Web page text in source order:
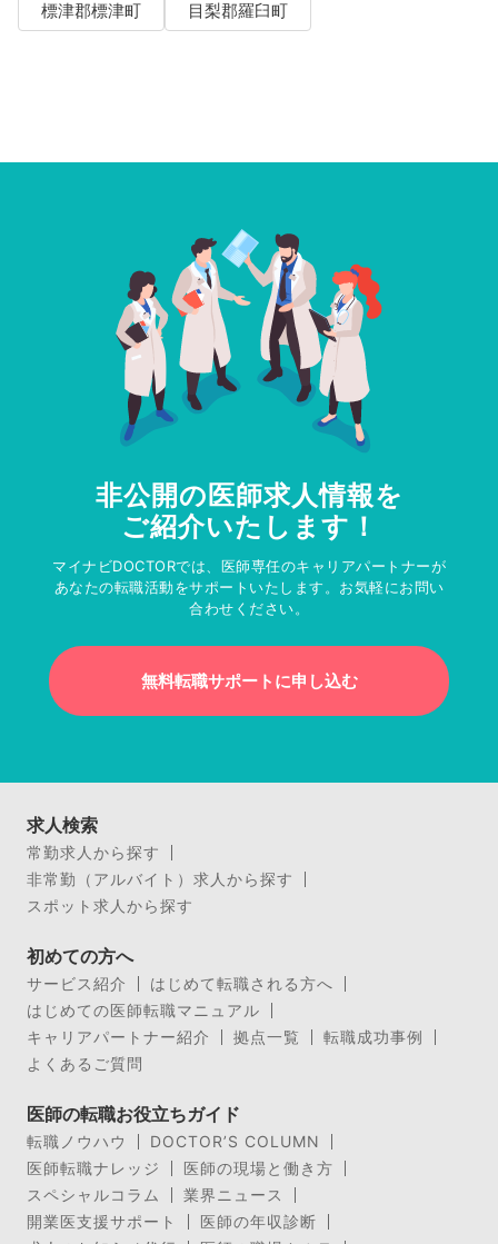
標津郡標津町
目梨郡羅臼町
非公開の医師求人情報を
ご紹介いたします！
マイナビDOCTORでは、医師専任のキャリアパートナーが
あなたの転職活動をサポートいたします。お気軽にお問い
合わせください。
無料転職サポートに申し込む
求人検索
常勤求人から探す
非常勤（アルバイト）求人から探す
スポット求人から探す
初めての方へ
サービス紹介
はじめて転職される方へ
はじめての医師転職マニュアル
キャリアパートナー紹介
拠点一覧
転職成功事例
よくあるご質問
医師の転職お役立ちガイド
転職ノウハウ
DOCTOR’S COLUMN
医師転職ナレッジ
医師の現場と働き方
スペシャルコラム
業界ニュース
開業医支援サポート
医師の年収診断